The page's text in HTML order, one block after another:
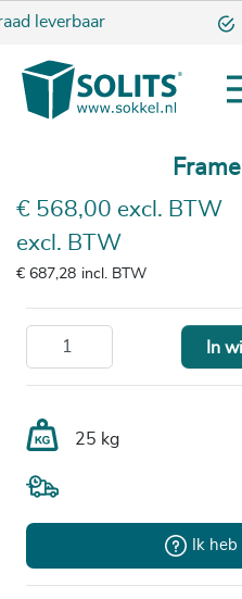
leverbaar
€ 568,00 excl. BTW
excl. BTW
€ 687,28 incl. BTW
In
25 kg
Ik